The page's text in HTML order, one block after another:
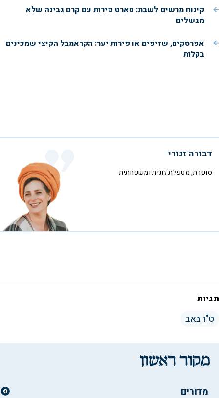
קינוח מרשים לשבת: טארט פירות עם קרם גבינה שלא
מבשלים
אפרסקים, שזיפים או פירות יער: הקראמבל הקיצי שמכינים
בקלות
דבורה זגורי
סופרת, מטפלת זוגית ומשפחתית
תגיות
ט"ו באב
מדורים